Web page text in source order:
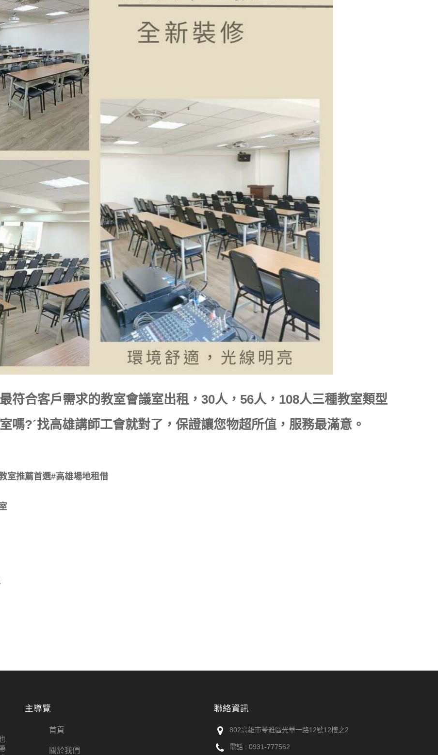
符合客戶需求的教室會議室出租，30人，56人，108人三種教室類型
嗎?ˊ找高雄講師工會就對了，保證讓您物超所值，服務最滿意。
室推薦首選#高雄場地租借
主導覽
首頁
關於我們
聯絡資訊
802高雄市苓雅區光華一路12號12樓之2
電話 : 0931-777562